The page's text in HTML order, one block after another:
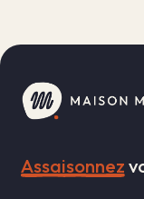
Assaisonnez